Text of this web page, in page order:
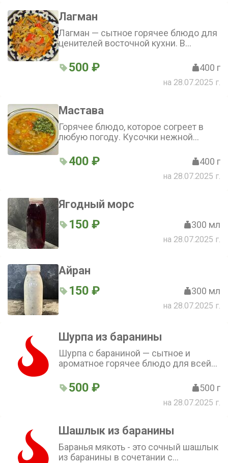
Лагман
Лагман — сытное горячее блюдо для
ценителей восточной кухни. В
болгарский перец, сельдерей и соль.
Идеальный вариант, чтобы согреться
500 ₽ 400 г
на 28.07.2025 г.
Мастава
Горячее блюдо, которое согреет в
любую погоду. Кусочки нежной
сочетании с рисом, болгарским
перцем, ароматными специями и
400 ₽ 400 г
на 28.07.2025 г.
Ягодный морс
150 ₽ 300 мл
на 28.07.2025 г.
Айран
150 ₽ 300 мл
на 28.07.2025 г.
Шурпа из баранины
Шурпа с бараниной — сытное и
ароматное горячее блюдо для всей
ингредиенты. Порадуйте себя и
своих близких восхитительным
500 ₽ 500 г
на 28.07.2025 г.
Шашлык из баранины
Баранья мякоть - это сочный шашлык
из баранины в сочетании с